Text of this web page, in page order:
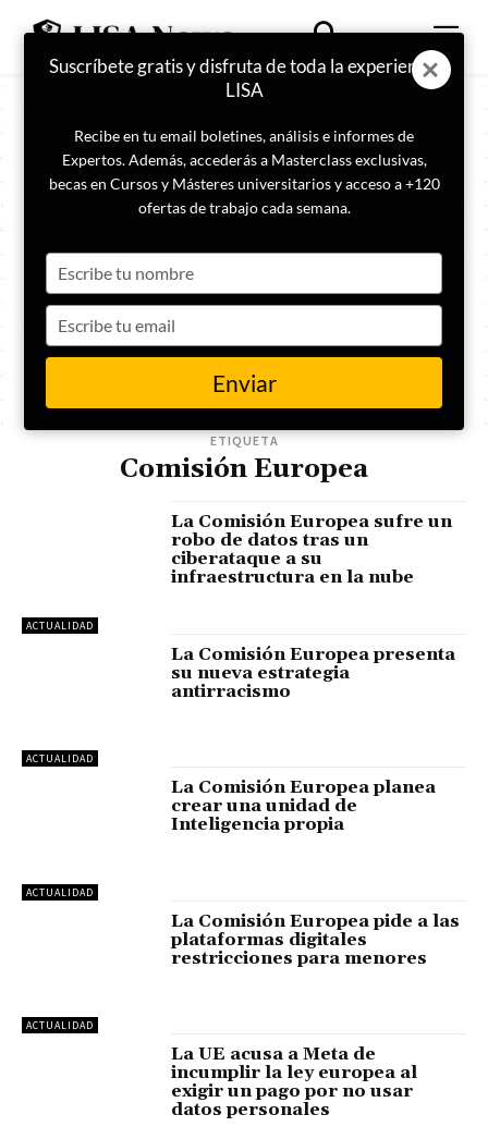
ETIQUETA
Comisión Europea
ACTUALIDAD
La Comisión Europea sufre un
robo de datos tras un
ciberataque a su
infraestructura en la nube
ACTUALIDAD
La Comisión Europea presenta
su nueva estrategia
antirracismo
ACTUALIDAD
La Comisión Europea planea
crear una unidad de
Inteligencia propia
ACTUALIDAD
La Comisión Europea pide a las
plataformas digitales
restricciones para menores
La UE acusa a Meta de
incumplir la ley europea al
exigir un pago por no usar
datos personales
Suscríbete gratis y disfruta de toda la experiencia
LISA
Recibe en tu email boletines, análisis e informes de
Expertos. Además, accederás a Masterclass exclusivas,
becas en Cursos y Másteres universitarios y acceso a +120
ofertas de trabajo cada semana.
your
name
your
email
Enviar